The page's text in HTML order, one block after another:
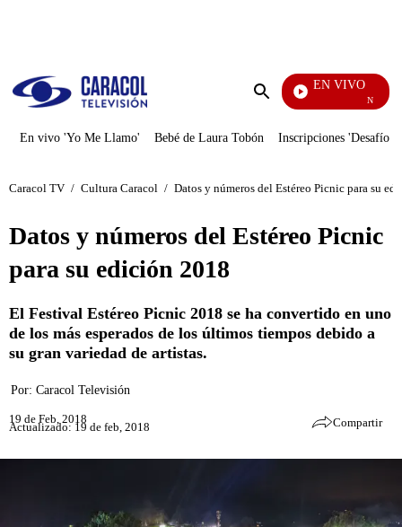
Enviar
EN VIVO
Noticias
En vivo 'Yo Me Llamo' Bebé de Laura Tobón Inscripciones 'Desafío'
Caracol TV / Cultura Caracol / Datos y números del Estéreo Picnic para su
Datos y números del Estéreo Picnic
para su edición 2018
El Festival Estéreo Picnic 2018 se ha convertido en uno
de los más esperados de los últimos tiempos debido a
su gran variedad de artistas.
Por: Caracol Televisión
19 de Feb, 2018
Actualizado: 19 de feb, 2018 Compartir